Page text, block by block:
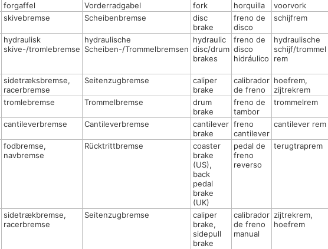
forgaffel Vorderradgabel fork horquilla voorvork
skivebremse Scheibenbremse
disc
brake
freno de
disco
schijfrem
hydraulisk
skive-/tromlebremse
hydraulische
Scheiben-/Trommelbremsen
hydraulic
disc/drum
brakes
freno de
disco
hidráulico
hydraulische
schijf/trommel
rem
sidetræksbremse,
racerbremse
Seitenzugbremse
caliper
brake
calibrador
de freno
hoefrem,
zijtrekrem
tromlebremse Trommelbremse
drum
brake
freno de
tambor
trommelrem
cantileverbremse Cantileverbremse
cantilever
brake
freno
cantilever
cantilever rem
fodbremse,
navbremse
Rücktrittbremse
coaster
brake
(US),
back
pedal
brake
(UK)
pedal de
freno
reverso
terugtraprem
sidetrækbremse,
racerbremse
Seitenzugbremse
caliper
brake,
sidepull
brake
calibrador
de freno
manual
zijtrekrem,
hoefrem